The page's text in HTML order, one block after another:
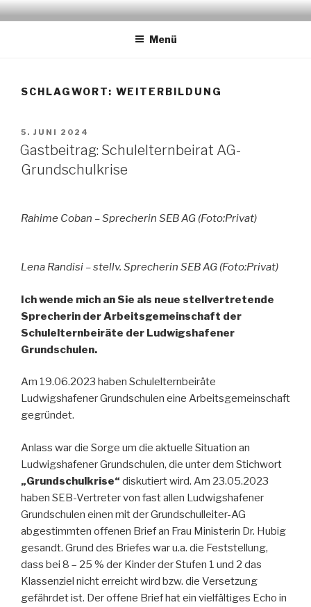
Zum
InhaltSTADTELTERNAUSSCHUSS
LUDWIGSHAFEN
Menü
SCHLAGWORT: WEITERBILDUNG
VERÖFFENTLICHT
AM
5. JUNI 2024
Gastbeitrag: Schulelternbeirat AG-
Grundschulkrise
Rahime Coban – Sprecherin SEB AG (Foto:Privat)
Lena Randisi – stellv. Sprecherin SEB AG (Foto:Privat)
Ich wende mich an Sie als neue stellvertretende
Sprecherin der Arbeitsgemeinschaft der
Schulelternbeiräte der Ludwigshafener
Grundschulen.
Am 19.06.2023 haben Schulelternbeiräte
Ludwigshafener Grundschulen eine Arbeitsgemeinschaft
gegründet.
Anlass war die Sorge um die aktuelle Situation an
Ludwigshafener Grundschulen, die unter dem Stichwort
„Grundschulkrise“ diskutiert wird. Am 23.05.2023
haben SEB-Vertreter von fast allen Ludwigshafener
Grundschulen einen mit der Grundschulleiter-AG
abgestimmten offenen Brief an Frau Ministerin Dr. Hubig
gesandt. Grund des Briefes war u.a. die Feststellung,
dass bei 8 – 25 % der Kinder der Stufen 1 und 2 das
Klassenziel nicht erreicht wird bzw. die Versetzung
gefährdet ist. Der offene Brief hat ein vielfältiges Echo in